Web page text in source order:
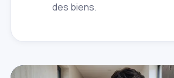
des biens.